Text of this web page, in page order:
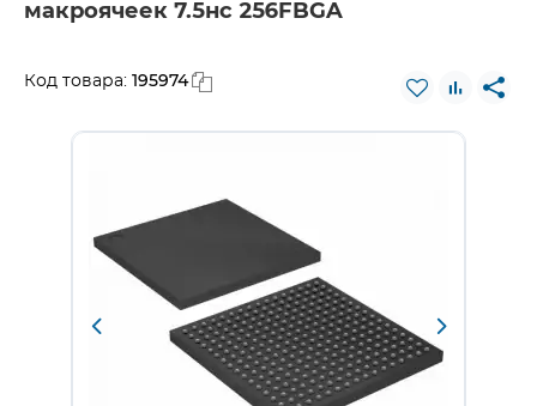
макроячеек 7.5нс 256FBGA
Код товара: 195974